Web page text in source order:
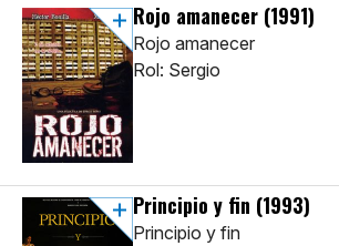
Rojo amanecer (1991)
Rojo amanecer
Rol: Sergio
Principio y fin (1993)
Principio y fin